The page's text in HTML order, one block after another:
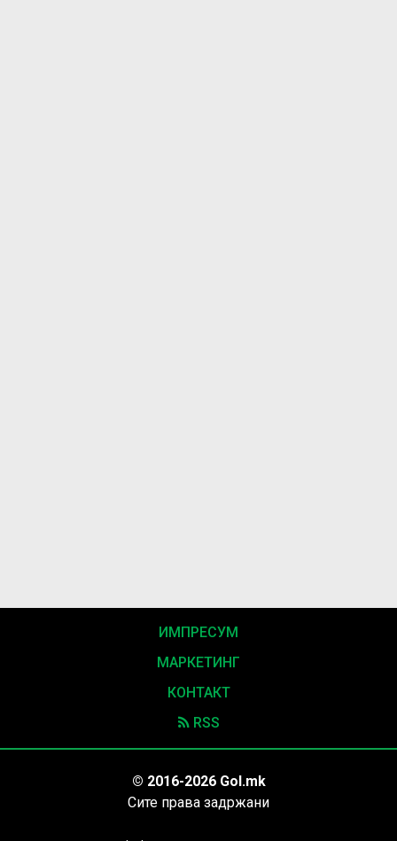
ИМПРЕСУМ
МАРКЕТИНГ
КОНТАКТ
RSS
© 2016-2026 Gol.mk
Сите права задржани